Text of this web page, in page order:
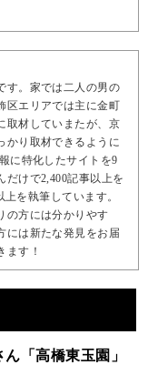
す。家では二人の男の
区エリアでは主に金町
取材していまたが、京
かり取材できるように
に特化したサイトを9
だけで2,400記事以上を
を執筆しています。
の方には分かりやす
には新たな発見をお届
ます！
「高橋東玉園」